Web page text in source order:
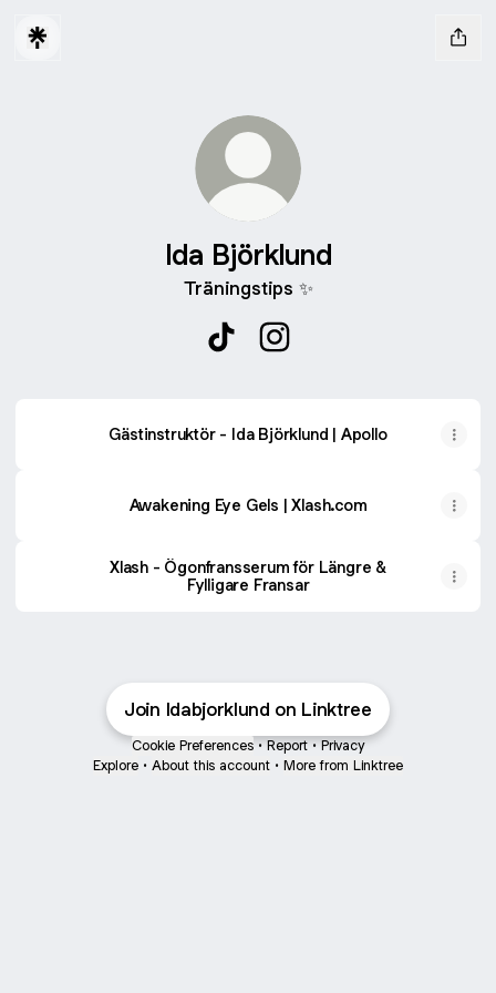
Ida Björklund
Träningstips ✨
Gästinstruktör - Ida Björklund | Apollo
Awakening Eye Gels | Xlash.com
Xlash - Ögonfransserum för Längre &
Fylligare Fransar
Join Idabjorklund on Linktree
Cookie Preferences • Report • Privacy
Explore • About this account • More from Linktree